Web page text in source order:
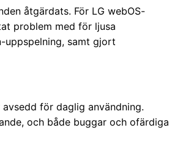
åtgärdats. För LG webOS-
problem med för ljusa
uppspelning, samt gjort
för daglig användning.
och både buggar och ofärdiga